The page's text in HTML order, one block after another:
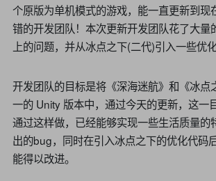
个原版为单机模式的游戏，能一直更新到现
错的开发团队！本次更新开发团队花了大量
上的问题，并从冰点之下(二代)引入一些优
开发团队的目标是将《深海迷航》和《冰点
一的 Unity 版本中，通过今天的更新，这一
通过这样做，已经能够实现一些生活质量的
出的bug，同时在引入冰点之下的优化代码
能得以改进。